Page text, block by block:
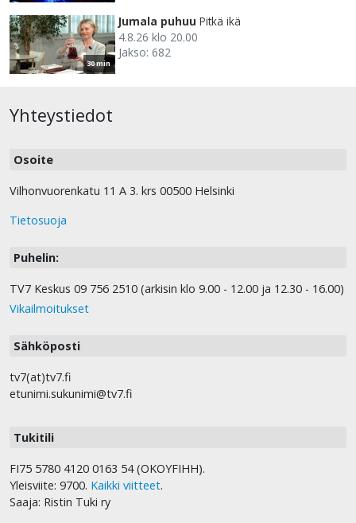
30 min
Jumala puhuu Pitkä ikä
4.8.26 klo 20.00
Jakso: 682
Yhteystiedot
Osoite
Vilhonvuorenkatu 11 A 3. krs 00500 Helsinki
Tietosuoja
Puhelin:
TV7 Keskus 09 756 2510 (arkisin klo 9.00 - 12.00 ja 12.30 - 16.00)
Vikailmoitukset
Sähköposti
tv7(at)tv7.fi
etunimi.sukunimi@tv7.fi
Tukitili
FI75 5780 4120 0163 54 (OKOYFIHH).
Yleisviite: 9700. Kaikki viitteet.
Saaja: Ristin Tuki ry